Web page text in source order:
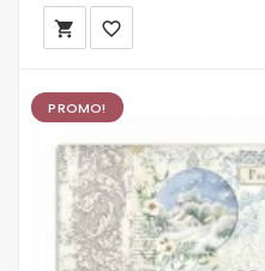
local_grocery_store favorite_border
PROMO!